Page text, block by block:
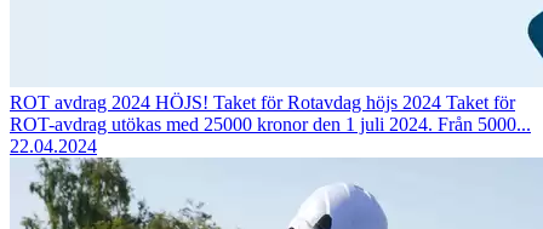
ROT avdrag 2024 HÖJS! Taket för Rotavdag höjs 2024 Taket för
ROT-avdrag utökas med 25000 kronor den 1 juli 2024. Från 5000...
22.04.2024